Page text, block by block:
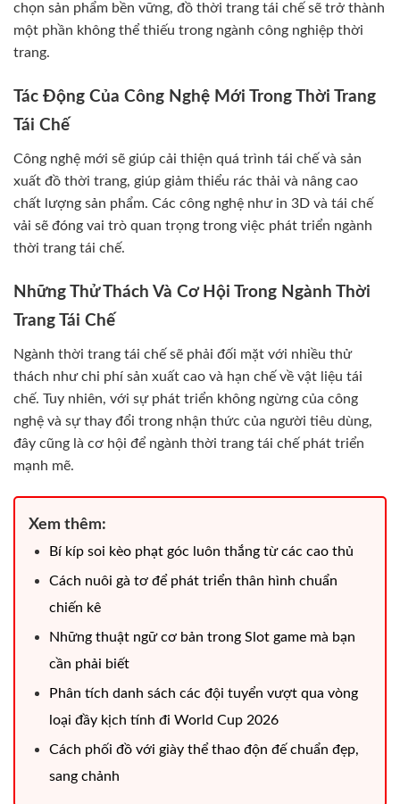
chọn sản phẩm bền vững, đồ thời trang tái chế sẽ trở thành
một phần không thể thiếu trong ngành công nghiệp thời
trang.
Tác Động Của Công Nghệ Mới Trong Thời Trang
Tái Chế
Công nghệ mới sẽ giúp cải thiện quá trình tái chế và sản
xuất đồ thời trang, giúp giảm thiểu rác thải và nâng cao
chất lượng sản phẩm. Các công nghệ như in 3D và tái chế
vải sẽ đóng vai trò quan trọng trong việc phát triển ngành
thời trang tái chế.
Những Thử Thách Và Cơ Hội Trong Ngành Thời
Trang Tái Chế
Ngành thời trang tái chế sẽ phải đối mặt với nhiều thử
thách như chi phí sản xuất cao và hạn chế về vật liệu tái
chế. Tuy nhiên, với sự phát triển không ngừng của công
nghệ và sự thay đổi trong nhận thức của người tiêu dùng,
đây cũng là cơ hội để ngành thời trang tái chế phát triển
mạnh mẽ.
Xem thêm:
Bí kíp soi kèo phạt góc luôn thắng từ các cao thủ
Cách nuôi gà tơ để phát triển thân hình chuẩn
chiến kê
Những thuật ngữ cơ bản trong Slot game mà bạn
cần phải biết
Phân tích danh sách các đội tuyển vượt qua vòng
loại đầy kịch tính đi World Cup 2026
Cách phối đồ với giày thể thao độn đế chuẩn đẹp,
sang chảnh